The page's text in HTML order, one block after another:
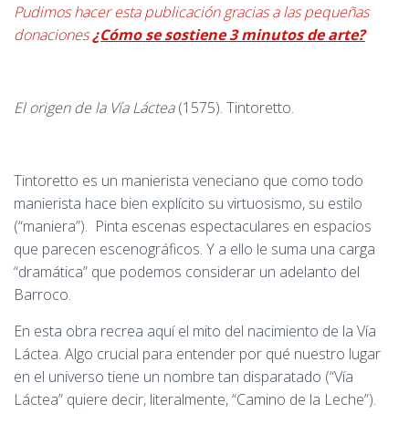
Pudimos hacer esta publicación gracias a las pequeñas
donaciones¿Cómo se sostiene 3 minutos de arte?
El origen de la Vía Láctea(1575). Tintoretto.
Tintoretto es un manierista veneciano que como todo
manierista hace bien explícito su virtuosismo, su estilo
(“maniera”). Pinta escenas espectaculares en espacios
que parecen escenográficos. Y a ello le suma una carga
“dramática” que podemos considerar un adelanto del
Barroco.
En esta obra recrea aquí el mito del nacimiento de la Vía
Láctea. Algo crucial para entender por qué nuestro lugar
en el universo tiene un nombre tan disparatado (“Vía
Láctea” quiere decir, literalmente, “Camino de la Leche”).